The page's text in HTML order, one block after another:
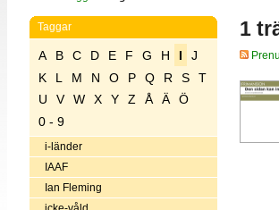
Taggar
A B C D E F G H I
J
K
L M N O P Q R S
T
U
V W X Y Z Å Ä
Ö
0 - 9
i-länder
IAAF
Ian Fleming
1